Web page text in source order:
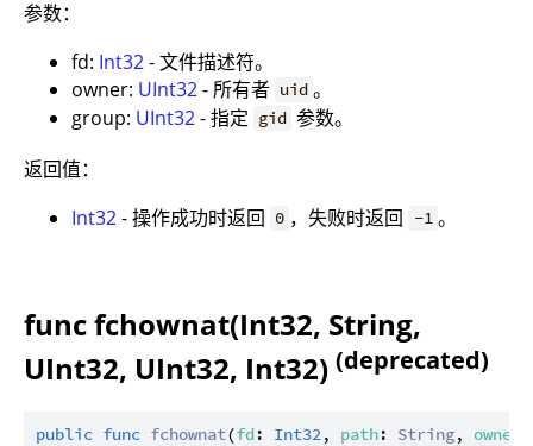
参数：
fd: Int32- 文件描述符。
owner: UInt32- 所有者 uid 。
group: UInt32- 指定 gid 参数。
返回值：
Int32- 操作成功时返回 0 ，失败时返回 -1 。
func fchownat(Int32, String,
UInt32, UInt32, Int32) (deprecated)
public func fchownat(fd: Int32, path: String, owner